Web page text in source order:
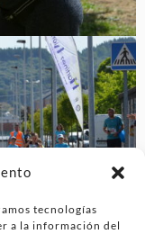
tecnologías
a la información del